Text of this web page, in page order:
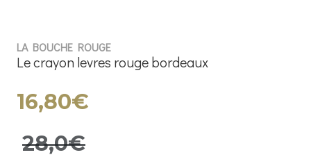
LA BOUCHE ROUGE
Le crayon levres rouge bordeaux
16,80€
28,0€